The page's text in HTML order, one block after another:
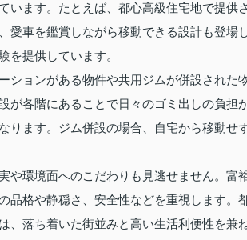
います。たとえば、都心高級住宅地で提
愛車を鑑賞しながら移動できる設計も登
を提供しています。
ションがある物件や共用ジムが併設され
が各階にあることで日々のゴミ出しの負
ります。ジム併設の場合、自宅から移動
や環境面へのこだわりも見逃せません。
品格や静穏さ、安全性などを重視します
、落ち着いた街並みと高い生活利便性を